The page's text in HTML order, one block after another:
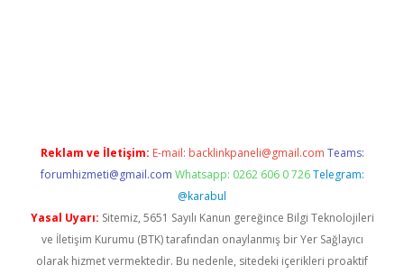
Reklam ve İletişim: E-mail: backlinkpaneli@gmail.com Teams:
forumhizmeti@gmail.com Whatsapp: 0262 606 0 726 Telegram:
@karabul
Yasal Uyarı: Sitemiz, 5651 Sayılı Kanun gereğince Bilgi Teknolojileri
ve İletişim Kurumu (BTK) tarafından onaylanmış bir Yer Sağlayıcı
olarak hizmet vermektedir. Bu nedenle, sitedeki içerikleri proaktif